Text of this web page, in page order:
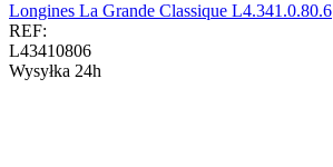
Longines La Grande Classique L4.341.0.80.6
REF:
L43410806
Wysyłka 24h